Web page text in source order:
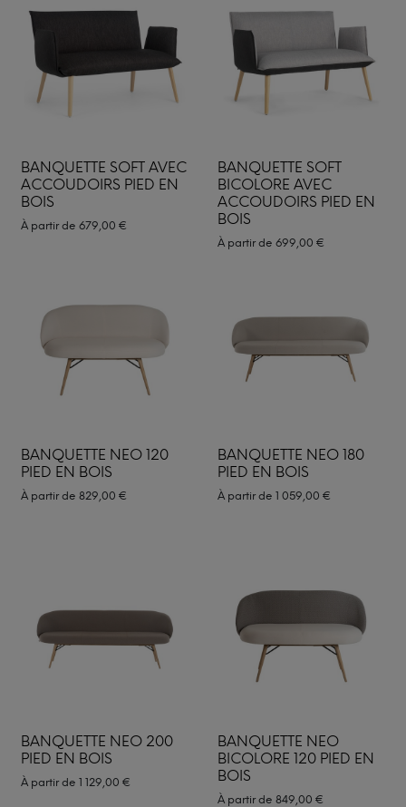
BANQUETTE SOFT AVEC
ACCOUDOIRS PIED EN
BOIS
À partir de 679,00 €
BANQUETTE SOFT
BICOLORE AVEC
ACCOUDOIRS PIED EN
BOIS
À partir de 699,00 €
BANQUETTE NEO 120
PIED EN BOIS
À partir de 829,00 €
BANQUETTE NEO 180
PIED EN BOIS
À partir de 1 059,00 €
BANQUETTE NEO 200
PIED EN BOIS
À partir de 1 129,00 €
BANQUETTE NEO
BICOLORE 120 PIED EN
BOIS
À partir de 849,00 €